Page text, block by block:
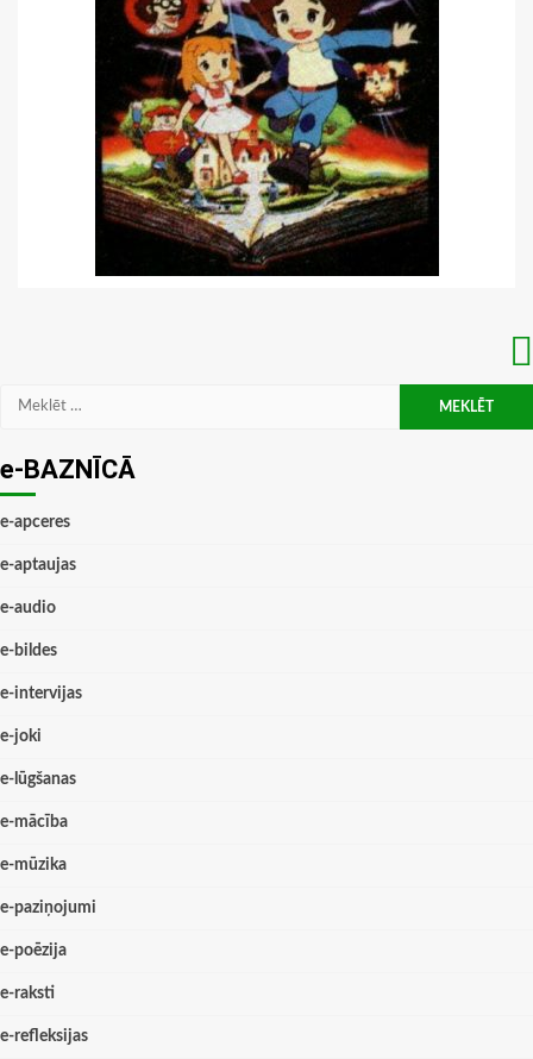
Meklēt:
e-BAZNĪCĀ
e-apceres
e-aptaujas
e-audio
e-bildes
e-intervijas
e-joki
e-lūgšanas
e-mācība
e-mūzika
e-paziņojumi
e-poēzija
e-raksti
e-refleksijas